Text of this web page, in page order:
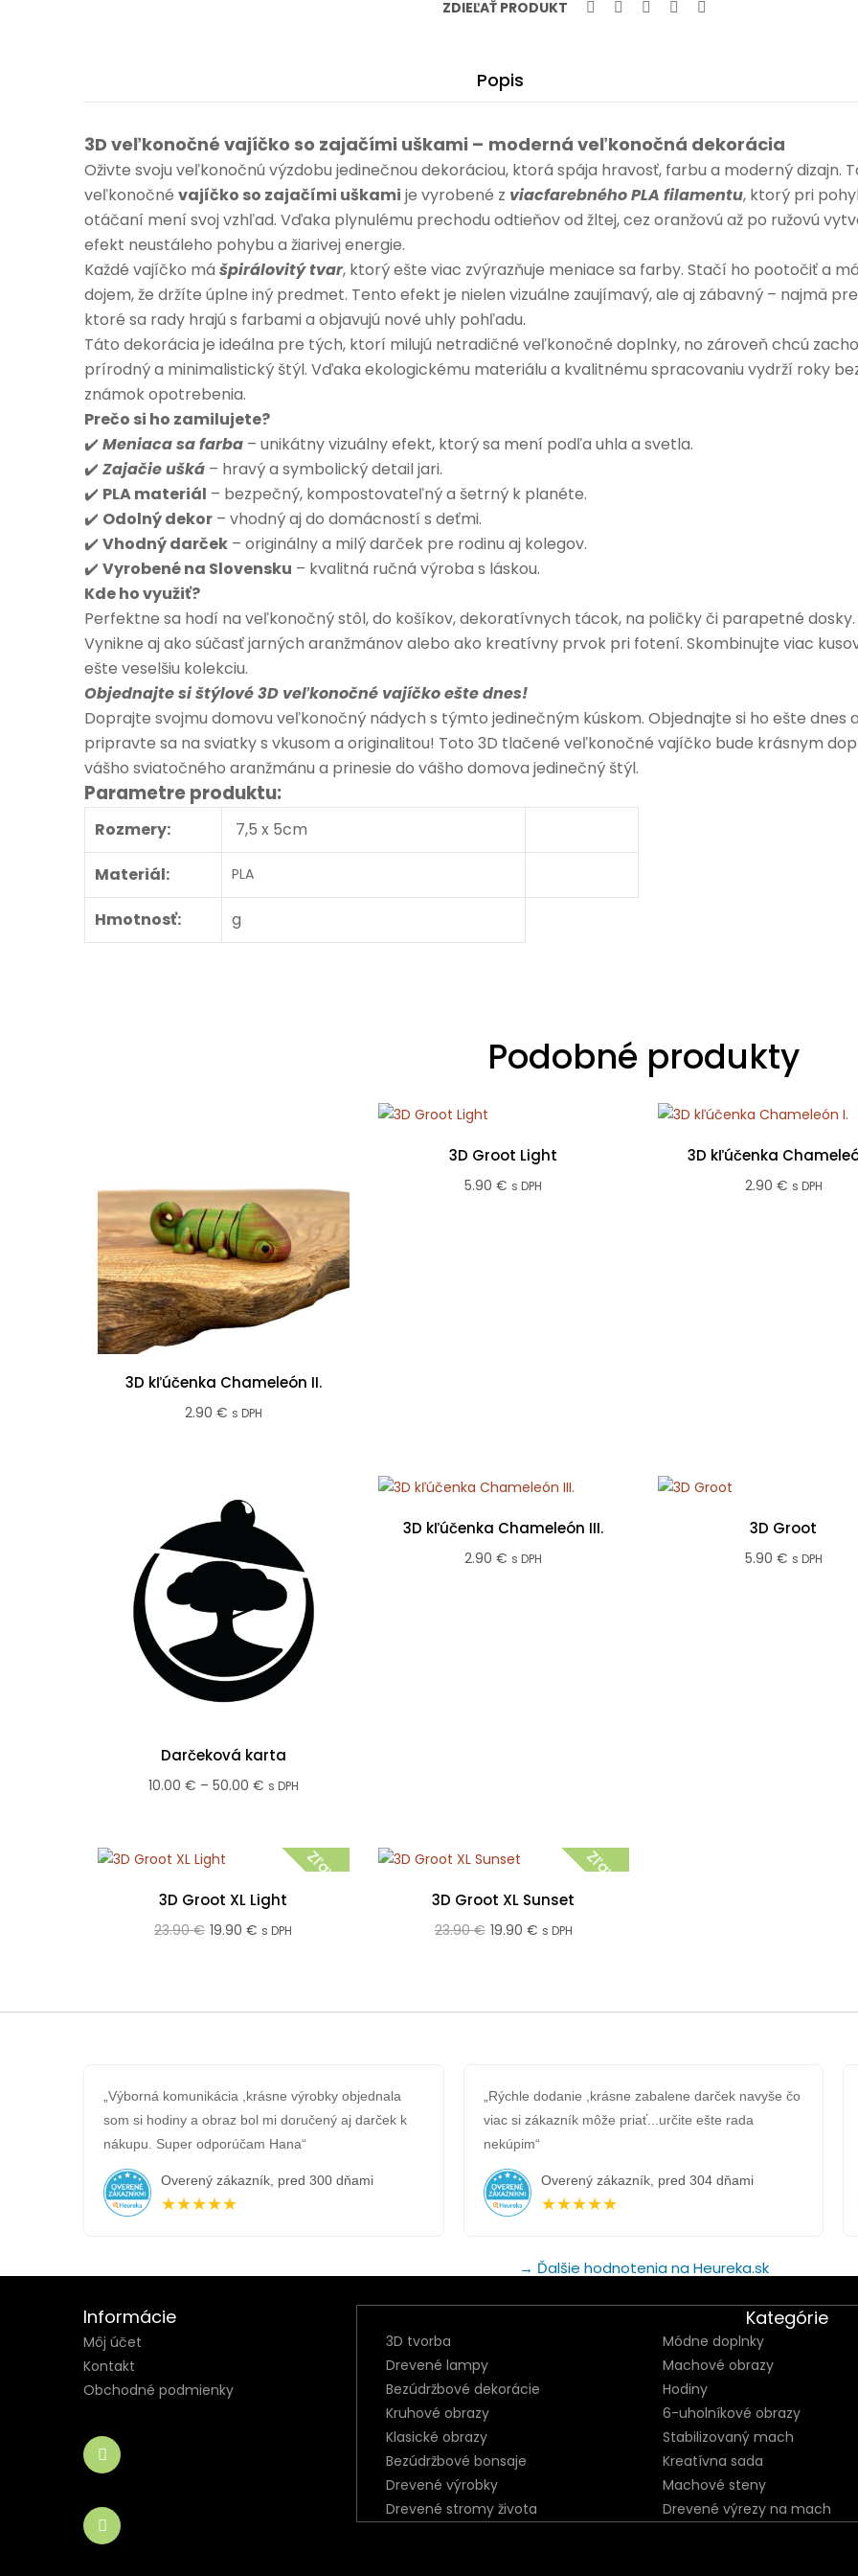
ZDIEĽAŤ PRODUKT
Popis
3D veľkonočné vajíčko so zajačími uškami – moderná veľkonočná dekorácia
Oživte svoju veľkonočnú výzdobu jedinečnou dekoráciou, ktorá spája hravosť, farbu a moderný dizajn.
veľkonočné vajíčko so zajačími uškami je vyrobené z viacfarebného PLA filamentu, ktorý pri
otáčaní mení svoj vzhľad. Vďaka plynulému prechodu odtieňov od žltej, cez oranžovú až po ružovú
efekt neustáleho pohybu a žiarivej energie.
Každé vajíčko má špirálovitý tvar, ktorý ešte viac zvýrazňuje meniace sa farby. Stačí ho pootočiť a
dojem, že držíte úplne iný predmet. Tento efekt je nielen vizuálne zaujímavý, ale aj zábavný – najmä
ktoré sa rady hrajú s farbami a objavujú nové uhly pohľadu.
Táto dekorácia je ideálna pre tých, ktorí milujú netradičné veľkonočné doplnky, no zároveň chcú
prírodný a minimalistický štýl. Vďaka ekologickému materiálu a kvalitnému spracovaniu vydrží roky
známok opotrebenia.
Prečo si ho zamilujete?
✔️ Meniaca sa farba – unikátny vizuálny efekt, ktorý sa mení podľa uhla a svetla.
✔️ Zajačie ušká – hravý a symbolický detail jari.
✔️ PLA materiál – bezpečný, kompostovateľný a šetrný k planéte.
✔️ Odolný dekor – vhodný aj do domácností s deťmi.
✔️ Vhodný darček – originálny a milý darček pre rodinu aj kolegov.
✔️ Vyrobené na Slovensku – kvalitná ručná výroba s láskou.
Kde ho využiť?
Perfektne sa hodí na veľkonočný stôl, do košíkov, dekoratívnych tácok, na poličky či parapetné dosky.
Vynikne aj ako súčasť jarných aranžmánov alebo ako kreatívny prvok pri fotení. Skombinujte viac
ešte veselšiu kolekciu.
Objednajte si štýlové 3D veľkonočné vajíčko ešte dnes!
Doprajte svojmu domovu veľkonočný nádych s týmto jedinečným kúskom. Objednajte si ho ešte dnes a
pripravte sa na sviatky s vkusom a originalitou! Toto 3D tlačené veľkonočné vajíčko bude krásnym
vášho sviatočného aranžmánu a prinesie do vášho domova jedinečný štýl.
Parametre produktu:
Rozmery: 7,5 x 5cm
Materiál: PLA
Hmotnosť: g
Podobné produkty
3D kľúčenka Chameleón II.
2.90 € s DPH
3D Groot Light
5.90€ s DPH
3D kľúčenka
2.90 € s DPH
Darčeková karta
10.00 € – 50.00 €Price
through
50.00 €
s DPH
3D kľúčenka Chameleón III.
2.90€ s DPH
3D Groot
5.90 € s DPH
Zľava!
3D Groot XL Light
23.90€ Pôvodná
23.90 €.
19.90€ Aktuálna
19.90 €.
s DPH
Zľava!
3D Groot XL Sunset
23.90€ Pôvodná
23.90 €.
19.90 €Aktuálna
19.90 €.
s DPH
„Výborná komunikácia ,krásne výrobky objednala
som si hodiny a obraz bol mi doručený aj darček k
nákupu. Super odporúčam Hana“
Overený zákazník, pred 300 dňami
★★★★★
„Rýchle dodanie ,krásne zabalene darček navyše čo
viac si zákazník môže priať...určite ešte rada
nekúpim“
Overený zákazník, pred 304 dňami
★★★★★
→ Ďalšie hodnotenia na Heureka.sk
Informácie
Môj účet
Kontakt
Obchodné podmienky
Kategórie
3D tvorba Módne doplnky
Drevené lampy
Machové obrazy
Bezúdržbové dekorácie
Hodiny
Kruhové obrazy
6-uholníkové obrazy
Klasické obrazy
Stabilizovaný mach
Bezúdržbové bonsaje
Kreatívna sada
Drevené výrobky
Machové steny
Drevené stromy života
Drevené výrezy na mach